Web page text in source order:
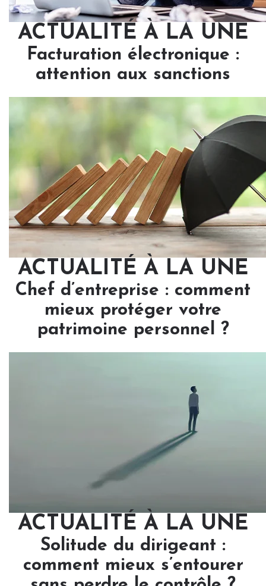
ACTUALITÉ À LA UNE
Facturation électronique :
attention aux sanctions
ACTUALITÉ À LA UNE
Chef d’entreprise : comment
mieux protéger votre
patrimoine personnel ?
ACTUALITÉ À LA UNE
Solitude du dirigeant :
comment mieux s’entourer